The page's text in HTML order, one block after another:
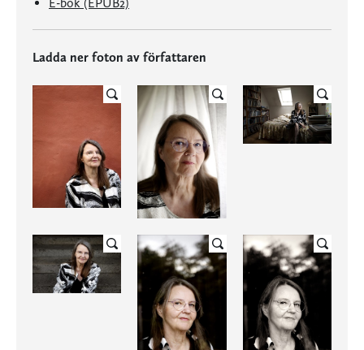
Ladda ner foton av författaren